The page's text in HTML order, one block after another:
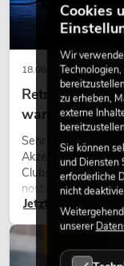
18.06.2026
Retro-Licht im
warmes Licht
Sehr warmes Licht,
Akzente prägen
Clubs und bei
nostalgischer
Gestaltungsmittel:
Charakter und
wirken lassen.
Jetzt lesen
Cookies
Wir
zu erheben,
externe
Sie können
und Diensten
erforderliche
nicht
unserer